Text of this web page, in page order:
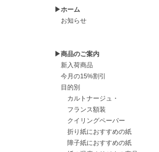
▶ホーム
お知らせ
▶商品のご案内
新入荷商品
今月の15%割引
目的別
カルトナージュ・
フランス額装
クイリングペーパー
折り紙におすすめの紙
障子紙におすすめの紙